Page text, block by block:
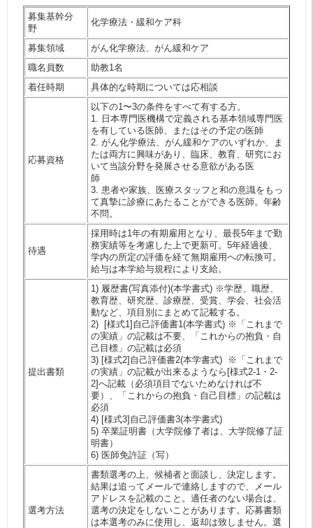
募集基幹分
野
化学療法・緩和ケア科
募集領域
がん化学療法、がん緩和ケア
職名員数
助教1名
着任時期
具体的な時期については応相談
応募資格
以下の1〜3の条件をすべて有する方。
1. 日本専門医機構で定義される基本領域専門医
を有している医師、またはその予定の医師
2. がん化学療法、がん緩和ケアのいずれか、ま
たは両方に興味があり、臨床、教育、研究にお
いて当該分野を発展させる意欲がある医
師
3. 患者や家族、医療スタッフと和の意識をもっ
て真摯に診療にあたることができる医師。年齢
不問。
待遇
採用時は1年の有期雇用となり、最長5年まで勤
務実績等を考慮した上で更新可。5年経過後、
学内の所定の評価を経て無期雇用への転換可。
給与は本学給与規程により支給。
提出書類
1) 履歴書(写真添付)(本学書式) ※学歴、職歴、
教育歴、研究歴、診療歴、受賞、学会、社会活
動など、項目別にまとめて記載する。
2) [様式1]自己評価書1(本学書式) ※「これまで
の実績」の記載は不要、「これからの抱負・自
己目標」の記載は必須
3) [様式2]自己評価書2(本学書式)
※「これまで
の実績」の記載が出来るようなら[様式2-1・2-
2]へ記載（必須項目でないためなければ不
要）、「これからの抱負・自己目標」の記載は
必須
4) [様式3]自己評価書3(本学書式)
5) 卒業証明書（大学院修了者は、大学院修了証
明書）
6) 医師免許証（写）
選考方法
書類選考の上、候補者と面談し、決定します。
結果は追ってメールで連絡しますので、メール
アドレスを記載のこと。適任者のない場合は、
選考の決定をしないことがあります。応募書類
は本選考のみに使用し、返却は致しません。選